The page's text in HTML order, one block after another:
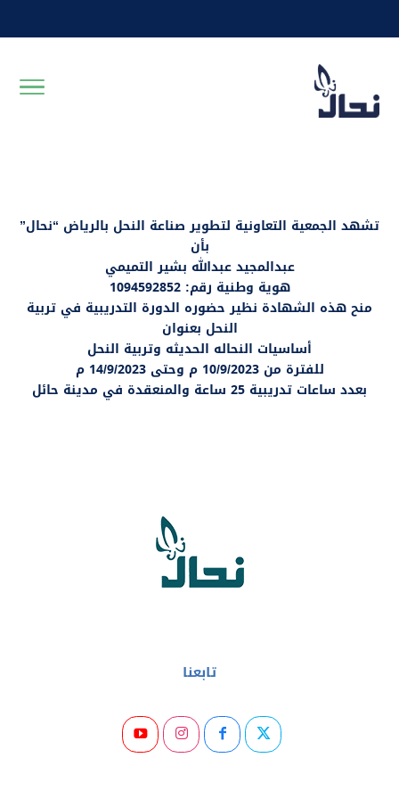
تشهد الجمعية التعاونية لتطوير صناعة النحل بالرياض “نحال”
بأن
عبدالمجيد عبدالله بشير التميمي
هوية وطنية رقم: 1094592852
منح هذه الشهادة نظير حضوره الدورة التدريبية في تربية
النحل بعنوان
أساسيات النحاله الحديثه وتربية النحل
للفترة من 10/9/2023 م وحتى 14/9/2023 م
بعدد ساعات تدريبية 25 ساعة والمنعقدة في مدينة حائل
تابعنا